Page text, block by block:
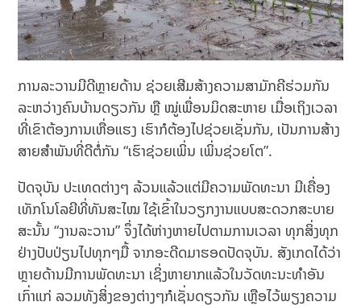
ການລະວານມີດີຫຼາຍດ້ານ ຊ່ວຍເສີມສ້າງຄວາມສາມັກຄີຮ່ວມກັນ
ລະຫວ່າງຄົນບ້ານດຽວກັນ ຫຼື ໝູ່ເພື່ອນມິດສະຫາຍ ເມື່ອເຖິງເວລາ
ທີ່ເຂົາຕ້ອງການເຫື່ອແຮງ ເຮົາກໍຕ້ອງໄປຊ່ວຍເຊັ່ນກັນ, ເປັນການສ້າງ
ສາຍສຳພັນທີ່ດີຕໍ່ກັນ “ເຮົາຊ່ວຍເພິ່ນ ເພິ່ນຊ່ວຍໂຕ”.
ປັດຈຸບັນ ປະເທດຕ່າງໆ ລ້ວນແລ້ວແຕ່ມີຄວາມພັດທະນາ ມີເຄື່ອງ
ເທັກໂນໂລຍີທີ່ທັນສະໄໝ ໃຊ້ເຂົ້າໃນວຽກງານແບບສະດວກສະບາຍ
ສະນັ້ນ “ງານລະວານ” ຈຶ່ງໄດ້ຫ່າງຫາຍໄປຕາມການເວລາ ທຸກສິ່ງທຸກ
ຢ່າງປັບປ່ຽນໄປທຸກໆມື້ ຈາກອະດີດມາຮອດປັດຈຸບັນ. ສັງເກດໄດ້ວ່າ
ຫຼາຍດ້ານມີການພັດທະນາ ເຊິ່ງຫາຍາກແລ້ວໃນວັດທະນະທຳອັນ
ເກົ່າແກ່ ລວມທັງສິ່ງຂອງຕ່າງໆກໍເຊັ່ນດຽວກັນ ເຫຼືອໄວ້ພຽງຄວາມ